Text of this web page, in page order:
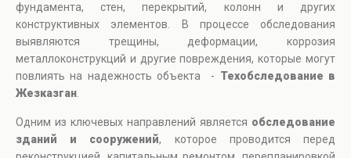
фундамента, стен, перекрытий, колонн и других
конструктивных элементов. В процессе обследования
выявляются трещины, деформации, коррозия
металлоконструкций и другие повреждения, которые могут
повлиять на надежность объекта - Техобследование в
Жезказган
Одним из ключевых направлений является обследование
зданий и сооружений, которое проводится перед